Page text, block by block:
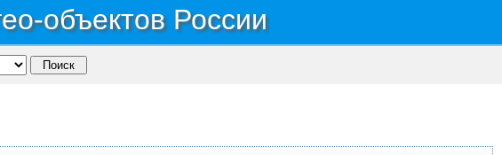
объектов России